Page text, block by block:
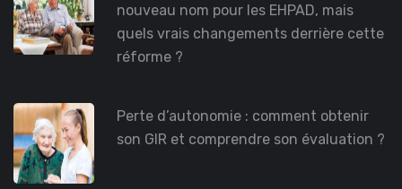
nouveau nom pour les EHPAD, mais
quels vrais changements derrière cette
réforme ?
Perte d’autonomie : comment obtenir
son GIR et comprendre son évaluation ?